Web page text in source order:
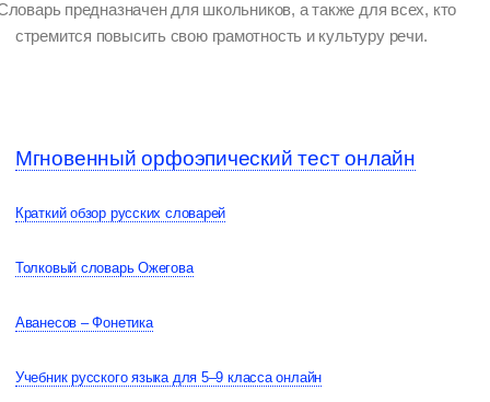
предназначен для школьников, а также для всех, кто
стремится повысить свою грамотность и культуру речи.
Мгновенный орфоэпический тест онлайн
Краткий обзор русских словарей
Толковый словарь Ожегова
Аванесов – Фонетика
Учебник русского языка для 5–9 класса онлайн